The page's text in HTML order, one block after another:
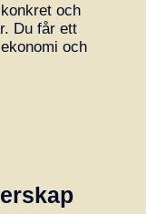
och
Du får ett
och